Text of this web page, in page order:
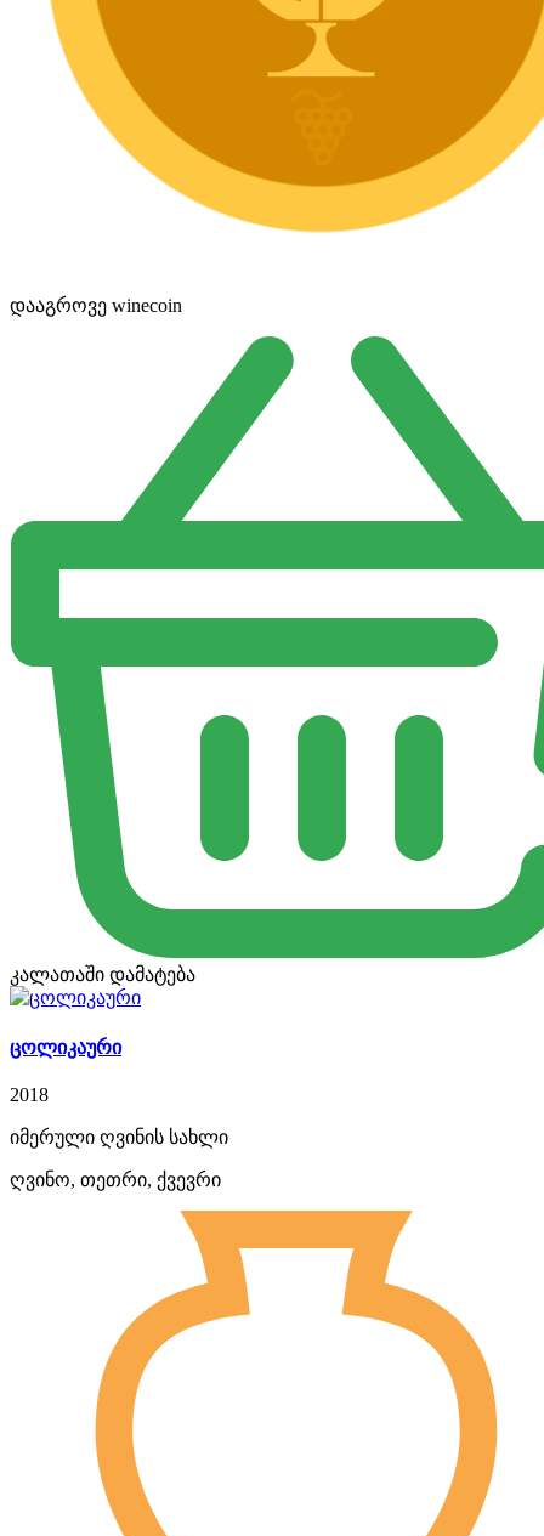
დააგროვე winecoin
კალათაში დამატება
ცოლიკაური
2018
იმერული ღვინის სახლი
ღვინო, თეთრი, ქვევრი